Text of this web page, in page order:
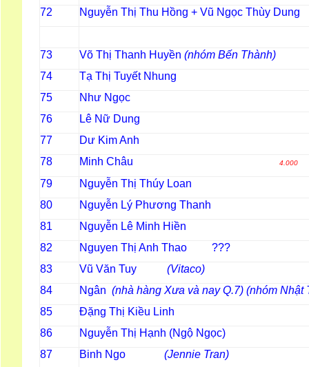
72 Nguyễn Thị Thu Hồng + Vũ Ngọc Thùy Dung
73 Võ Thị Thanh Huyền (nhóm Bến Thành)
74
Tạ Thị Tuyết Nhung
75
Như Ngọc
76
Lê Nữ Dung
77
Dư Kim Anh
78
Minh Châu 4.000
79
Nguyễn Thị Thúy Loan
80
Nguyễn Lý Phương Thanh
81
Nguyễn Lê Minh Hiền
82
Nguyen Thị Anh Thao ???
83
Vũ Văn Tuy (Vitaco)
84
Ngân (nhà hàng Xưa và nay Q.7) (nhóm Nhật
85
Đặng Thị Kiều Linh
86
Nguyễn Thị Hạnh (Ngộ Ngọc)
87
Binh Ngo (Jennie Tran)